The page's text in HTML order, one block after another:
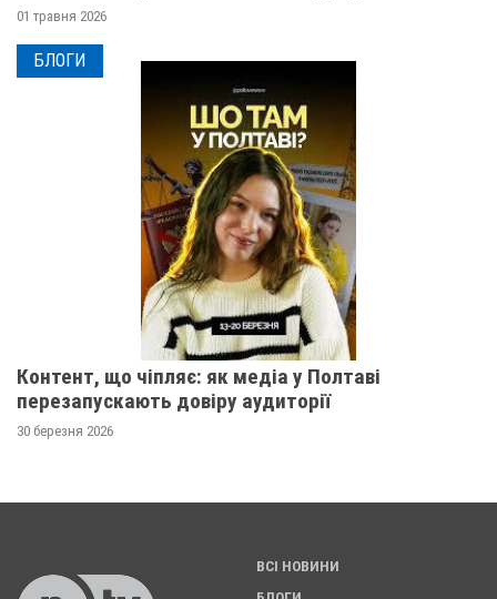
01 травня 2026
БЛОГИ
Контент, що чіпляє: як медіа у Полтаві
перезапускають довіру аудиторії
30 березня 2026
ВСІ НОВИНИ